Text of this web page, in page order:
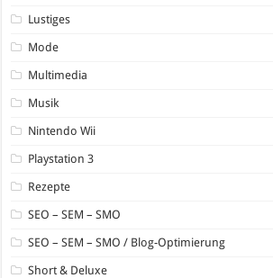
Lustiges
Mode
Multimedia
Musik
Nintendo Wii
Playstation 3
Rezepte
SEO – SEM – SMO
SEO – SEM – SMO / Blog-Optimierung
Short & Deluxe